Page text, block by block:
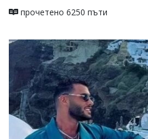
прочетено 6250 пъти